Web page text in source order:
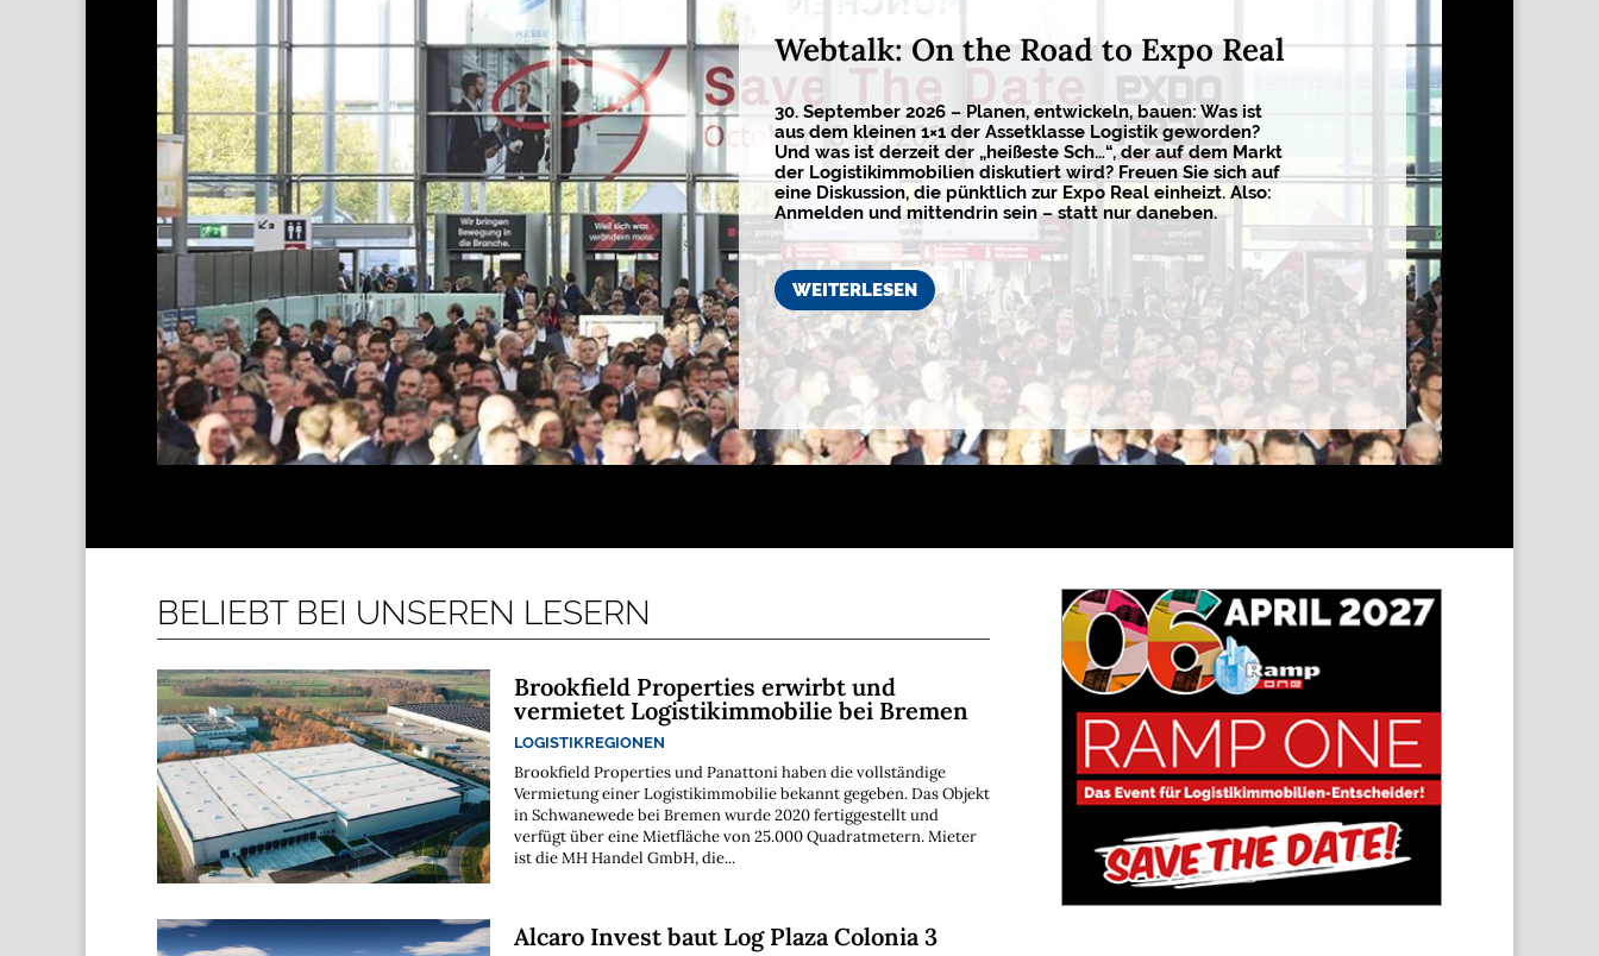
Webtalk: On the Road to Expo Real
30. September 2026 – Planen, entwickeln, bauen: Was ist
aus dem kleinen 1×1 der Assetklasse Logistik geworden?
Und was ist derzeit der „heißeste Sch…“, der auf dem Markt
der Logistikimmobilien diskutiert wird? Freuen Sie sich auf
eine Diskussion, die pünktlich zur Expo Real einheizt. Also:
Anmelden und mittendrin sein – statt nur daneben.
WEITERLESEN
BELIEBT BEI UNSEREN LESERN
Brookfield Properties erwirbt und
vermietet Logistikimmobilie bei Bremen
LOGISTIKREGIONEN
Brookfield Properties und Panattoni haben die vollständige
Vermietung einer Logistikimmobilie bekannt gegeben. Das Objekt
in Schwanewede bei Bremen wurde 2020 fertiggestellt und
verfügt über eine Mietfläche von 25.000 Quadratmetern. Mieter
ist die MH Handel GmbH, die...
Alcaro Invest baut Log Plaza Colonia 3